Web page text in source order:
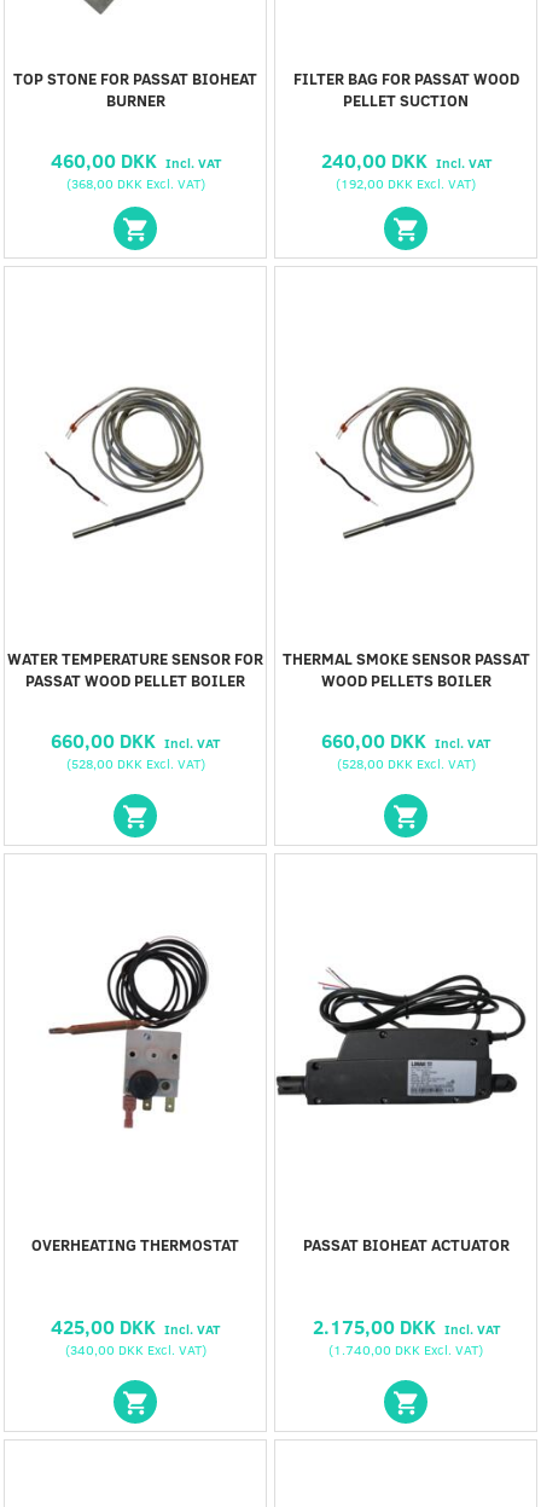
TOP STONE FOR PASSAT BIOHEAT
BURNER
460,00 DKK Incl. VAT
(368,00 DKKExcl. VAT)
FILTER BAG FOR PASSAT WOOD
PELLET SUCTION
240,00 DKK Incl. VAT
(192,00 DKK Excl. VAT)
WATER TEMPERATURE SENSOR FOR
PASSAT WOOD PELLET BOILER
660,00 DKK Incl. VAT
(528,00 DKK Excl. VAT)
THERMAL SMOKE SENSOR PASSAT
WOOD PELLETS BOILER
660,00 DKK Incl. VAT
(528,00 DKK Excl. VAT)
OVERHEATING THERMOSTAT
425,00 DKK Incl. VAT
(340,00 DKKExcl. VAT)
PASSAT BIOHEAT ACTUATOR
2.175,00 DKK Incl. VAT
(1.740,00 DKK Excl. VAT)